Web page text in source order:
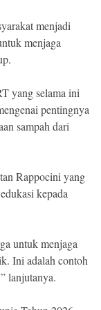
menjadi
menjaga
yang selama ini
pentingnya
sampah dari
Rappocini yang
kepada
untuk menjaga
Ini adalah contoh
lanjutanya.